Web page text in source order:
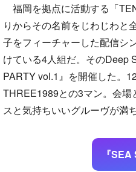
ェア
マーク
福岡を拠点に活動する「
りからその名前をじわじわと
子をフィーチャーした配信シ
けている4人組だ。そのDeep
PARTY vol.1』を開催した。
THREE1989との3マン。会
スと気持ちいいグルーヴが満
『